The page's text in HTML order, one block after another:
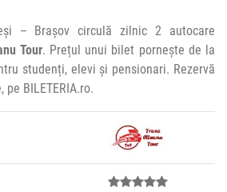
– Brașov circulă zilnic 2 autocare
Tour. Prețul unui bilet pornește de la
studenți, elevi și pensionari. Rezervă
BILETERIA.ro.